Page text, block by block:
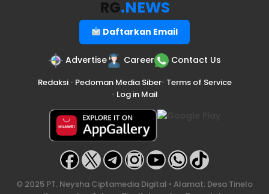
RG.NEWS
Daftarkan Email
Advertise Career Contact Us
Redaksi• Pedoman Media Siber• Terms of Service
• Log in Mail
© 2025 PT. Neysha Ciptamedia Digital • Alamat: Desa Tinelo